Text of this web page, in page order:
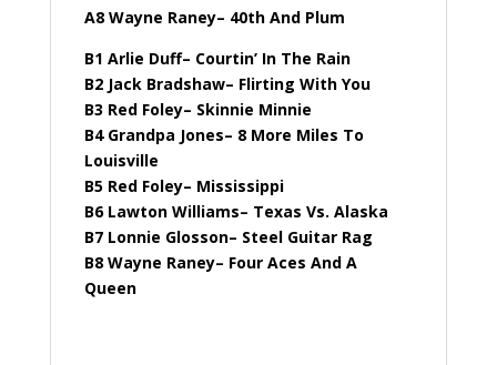
A8 Wayne Raney– 40th And Plum
B1 Arlie Duff– Courtin’ In The Rain
B2 Jack Bradshaw– Flirting With You
B3 Red Foley– Skinnie Minnie
B4 Grandpa Jones– 8 More Miles To
Louisville
B5 Red Foley– Mississippi
B6 Lawton Williams– Texas Vs. Alaska
B7 Lonnie Glosson– Steel Guitar Rag
B8 Wayne Raney– Four Aces And A
Queen